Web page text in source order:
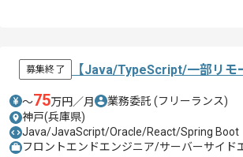
募集終了 【Java/TypeScript/一部リモ
〜75万円／月 業務委託 (フリーランス)
神戸(兵庫県)
Java/JavaScript/Oracle/React/Spring Boot
フロントエンドエンジニア/サーバーサイド